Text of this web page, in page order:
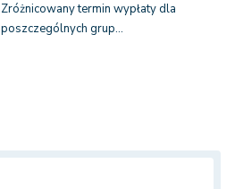
Zróżnicowany termin wypłaty dla
poszczególnych grup…